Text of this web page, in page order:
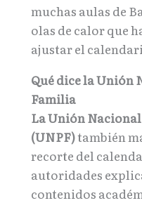
muchas aulas de
olas de calor que
ajustar el
Qué dice la Unión
Familia
La Unión
(UNPF)también
recorte del
autoridades
contenidos